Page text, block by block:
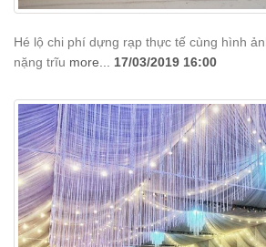
Hé lộ chi phí dựng rạp thực tế cùng hình
nặng trĩu more... 17/03/2019 16:00